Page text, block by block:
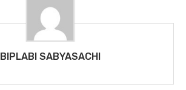
BIPLABI SABYASACHI